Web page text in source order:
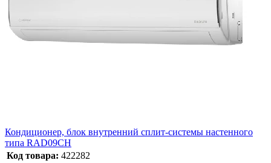
Кондиционер, блок внутренний сплит-системы настенного
типа RAD09CH
Код товара: 422282